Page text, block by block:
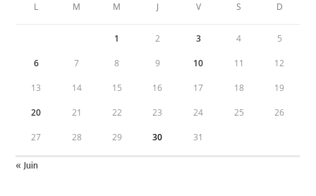
L M M J V S D
1 2 3 4 5
6 7 8 9 10 11 12
13 14 15 16 17 18 19
20 21 22 23 24 25 26
27 28 29 30 31
« Juin